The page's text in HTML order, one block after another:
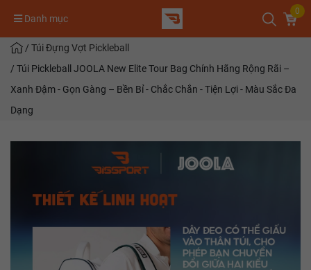
Danh mục
0
/ Túi Đựng Vợt Pickleball
/ Túi Pickleball JOOLA New Elite Tour Bag Chính Hãng Rộng Rãi –
Xanh Đậm - Gọn Gàng – Bền Bỉ - Chắc Chắn - Tiện Lợi - Màu Sắc Đa
Dạng